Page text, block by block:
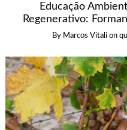
Educação
Regenerativo:
By Marcos Vitali on